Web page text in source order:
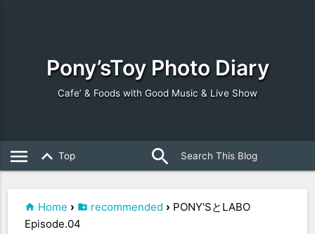
Pony’sToy Photo Diary
Cafe’ & Foods with Good Music & Live Show
menu keyboard_arrow_up Top search
Home › recommended › PONY'SとLABO
Episode.04